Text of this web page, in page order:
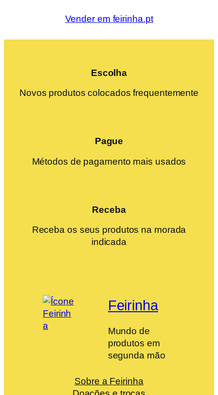
Vender em feirinha.pt
Escolha
Novos produtos colocados frequentemente
Pague
Métodos de pagamento mais usados
Receba
Receba os seus produtos na morada
indicada
Feirinha
Mundo de
produtos em
segunda mão
Sobre a Feirinha